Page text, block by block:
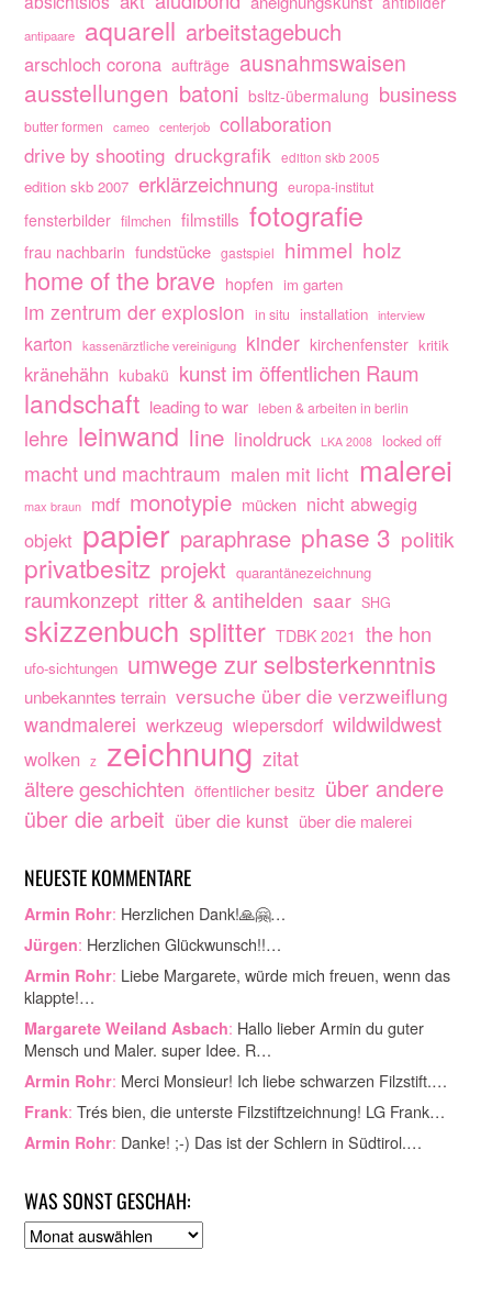
antipaare aquarell arbeitstagebuch
arschloch corona aufträge ausnahmswaisen
ausstellungen batoni bsltz-übermalung business
butter formen cameo centerjob collaboration
drive by shooting druckgrafik edition skb 2005
edition skb 2007 erklärzeichnung europa-institut
fensterbilder filmchen filmstills fotografie
frau nachbarin fundstücke gastspiel himmel holz
home of the brave hopfen im garten
im zentrum der explosion in situ installation interview
karton kassenärztliche vereinigung kinder kirchenfenster kritik
kränehähn kubakü kunst im öffentlichen Raum
landschaft leading to war leben & arbeiten in berlin
lehre leinwand line linoldruck LKA 2008 locked off
macht und machtraum malen mit licht malerei
max braun mdf monotypie mücken nicht abwegig
objekt papier paraphrase phase 3 politik
privatbesitz projekt quarantänezeichnung
raumkonzept ritter & antihelden saar SHG
skizzenbuch splitter TDBK 2021 the hon
ufo-sichtungen umwege zur selbsterkenntnis
unbekanntes terrain versuche über die verzweiflung
wandmalerei werkzeug wiepersdorf wildwildwest
wolken z zeichnung zitat
ältere geschichten öffentlicher besitz über andere
über die arbeit über die kunst über die malerei
NEUESTE KOMMENTARE
Armin Rohr: Herzlichen Dank!🙏🤗…
Jürgen: Herzlichen Glückwunsch!!…
Armin Rohr: Liebe Margarete, würde mich freuen, wenn das
klappte!…
Margarete Weiland Asbach: Hallo lieber Armin du guter
Mensch und Maler. super Idee. R…
Armin Rohr: Merci Monsieur! Ich liebe schwarzen Filzstift.…
Frank: Trés bien, die unterste Filzstiftzeichnung! LG Frank…
Armin Rohr: Danke! ;-) Das ist der Schlern in Südtirol.…
WAS SONST GESCHAH:
A